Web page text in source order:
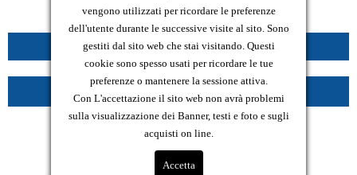
.
vengono utilizzati per ricordare le preferenze
dell'utente durante le successive visite al sito. Sono
gestiti dal sito web che stai visitando. Questi
cookie sono spesso usati per ricordare le tue
preferenze o mantenere la sessione attiva.
Con L'accettazione il sito web non avrà problemi
sulla visualizzazione dei Banner, testi e foto e sugli
acquisti on line.
Accetta